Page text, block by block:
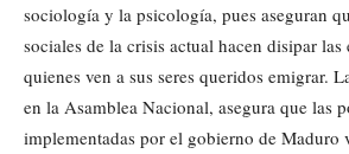
sociología y la psicología, pues aseguran
sociales de la crisis actual hacen disipar las
quienes ven a sus seres queridos emigrar.
en la Asamblea Nacional, asegura que las
implementadas por el gobierno de Maduro